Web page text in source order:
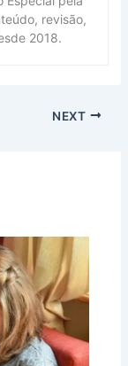
revisão,
2018.
NEXT